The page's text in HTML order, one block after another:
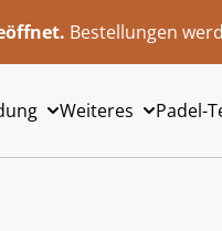
Bestellungen
Weiteres Padel-